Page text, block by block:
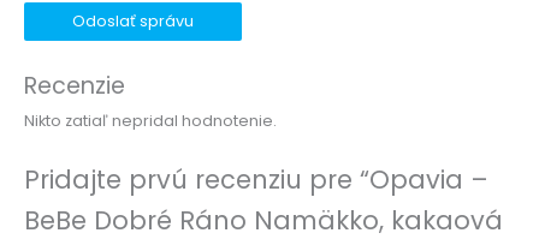
Odoslať správu
Recenzie
Nikto zatiaľ nepridal hodnotenie.
Pridajte prvú recenziu pre “Opavia –
BeBe Dobré Ráno Namäkko, kakaová